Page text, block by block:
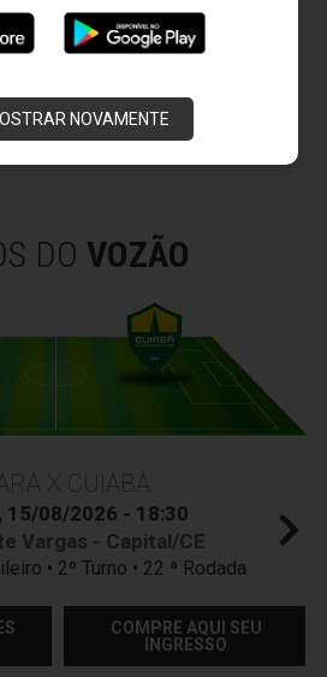
NOVAMENTE
Itamar
Romário
DO VOZÃO
X CUIABÁ
15/08/2026 - 18:30
Vargas - Capital/CE
• 2º Turno • 22 ª Rodada
COMPRE AQUI SEU
INGRESSO